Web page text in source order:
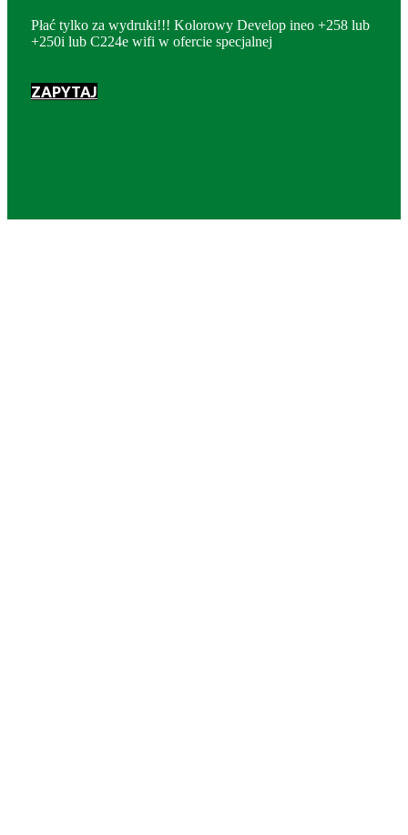
Płać tylko za wydruki!!! Kolorowy Develop ineo +258 lub
+250i lub C224e wifi w ofercie specjalnej
ZAPYTAJ